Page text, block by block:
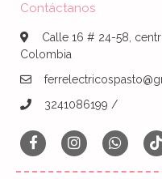
Contáctanos
Calle 16 # 24-58,
Colombia
3241086199 /